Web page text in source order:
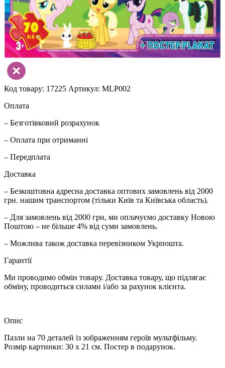
Код товару: 17225 Артикул: MLP002
Оплата
– Безготівковий розрахунок
– Оплата при отриманні
– Передплата
Доставка
– Безкоштовна адресна доставка оптових замовлень від 2000
грн. нашим транспортом (тільки Київ та Київська область).
– Для замовлень від 2000 грн, ми оплачуємо доставку Новою
Поштою – не більше 4% від суми замовлень.
– Можлива також доставка перевізником Укрпошта.
Гарантії
Ми проводимо обмін товару. Доставка товару, що підлягає
обміну, проводиться силами і/або за рахунок клієнта.
Опис
Пазли на 70 деталей із зображенням героїв мультфільму.
Розмір картинки: 30 х 21 см. Постер в подарунок.